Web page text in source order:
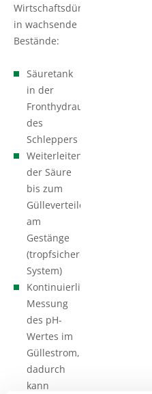
Wirtschaftsdüngerausbringung
in wachsende
Bestände:
Säuretank
in der
Fronthydraulik
des
Schleppers
Weiterleiten
der Säure
bis zum
Gülleverteiler
am
Gestänge
(tropfsicheres
System)
Kontinuierliche
Messung
des pH-
Wertes im
Güllestrom,
dadurch
kann